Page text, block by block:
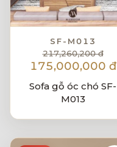
SF-M013
217,260,200 đ
175,000,000 đ
Sofa gỗ óc chó SF-
M013